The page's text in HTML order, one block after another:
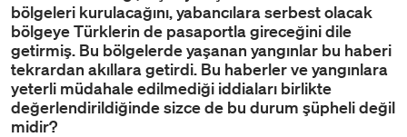
bölgeleri kurulacağını, yabancılara serbest olacak
bölgeye Türklerin de pasaportla gireceğini dile
getirmiş. Bu bölgelerde yaşanan yangınlar bu haberi
tekrardan akıllara getirdi. Bu haberler ve yangınlara
yeterli müdahale edilmediği iddiaları birlikte
değerlendirildiğinde sizce de bu durum şüpheli değil
midir?